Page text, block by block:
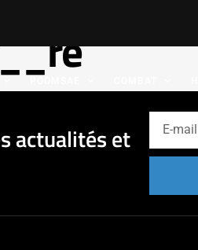
actualités et